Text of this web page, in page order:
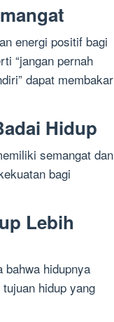
energi positif bagi
“jangan pernah
dapat membakar
Hidup
semangat dan
bagi
Lebih
bahwa hidupnya
hidup yang